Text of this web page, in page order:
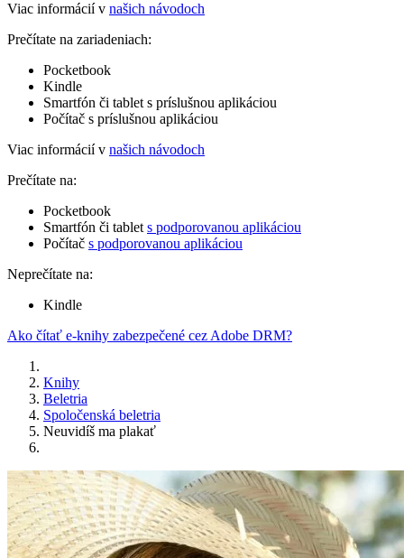
Viac informácií v našich návodoch
Prečítate na zariadeniach:
Pocketbook
Kindle
Smartfón či tablet s príslušnou aplikáciou
Počítač s príslušnou aplikáciou
Viac informácií v našich návodoch
Prečítate na:
Pocketbook
Smartfón či tablet s podporovanou aplikáciou
Počítač s podporovanou aplikáciou
Neprečítate na:
Kindle
Ako čítať e-knihy zabezpečené cez Adobe DRM?
Knihy
Beletria
Spoločenská beletria
Neuvidíš ma plakať